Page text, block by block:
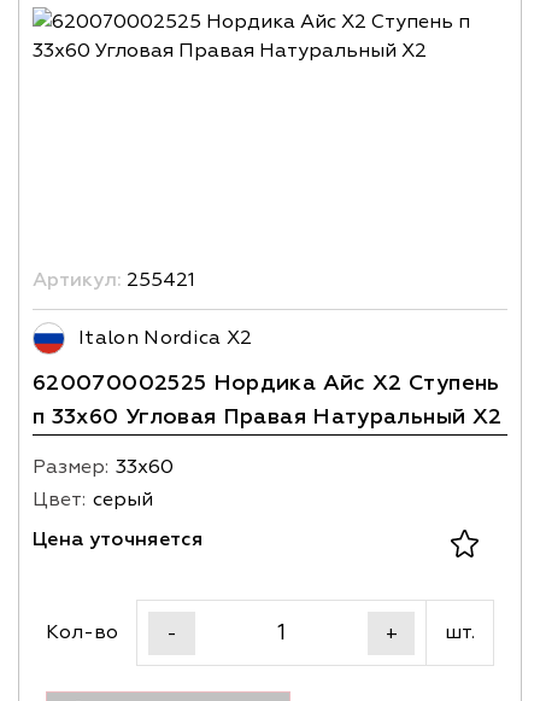
Артикул: 255421
Italon Nordica X2
620070002525 Нордика Айс Х2 Ступень
п 33х60 Угловая Правая Натуральный X2
Размер: 33х60
Цвет: серый
Цена уточняется
Кол-во - + шт.